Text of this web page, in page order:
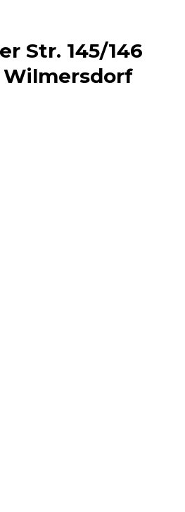
Str. 145/146
Wilmersdorf